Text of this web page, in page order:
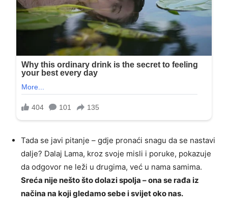
Tada se javi pitanje – gdje pronaći snagu da se nastavi
dalje? Dalaj Lama, kroz svoje misli i poruke, pokazuje
da odgovor ne leži u drugima, već u nama samima.
Sreća nije nešto što dolazi spolja – ona se rađa iz
načina na koji gledamo sebe i svijet oko nas.